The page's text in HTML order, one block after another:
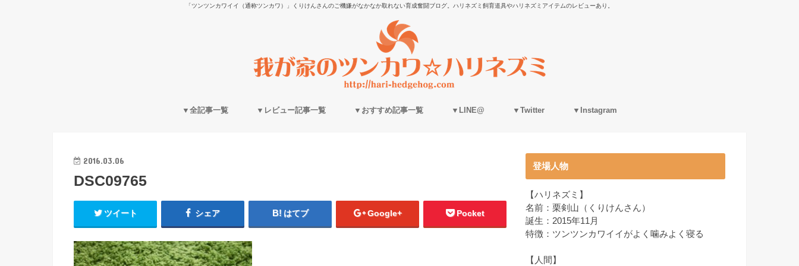
「ツンツンカワイイ（通称ツンカワ）」くりけんさんのご機嫌がなかなか取れない育成奮闘ブログ。ハリネズミ飼育道具やハリネズミアイテムのレビューあり。
▼全記事一覧 ▼レビュー記事一覧 ▼おすすめ記事一覧 ▼LINE@ ▼Twitter ▼Instagram
2016.03.06
DSC09765
ツイート シェア はてブ Google+ Pocket
登場人物
【ハリネズミ】
名前：栗剣山（くりけんさん）
誕生：2015年11月
特徴：ツンツンカワイイがよく噛みよく寝る
【人間】